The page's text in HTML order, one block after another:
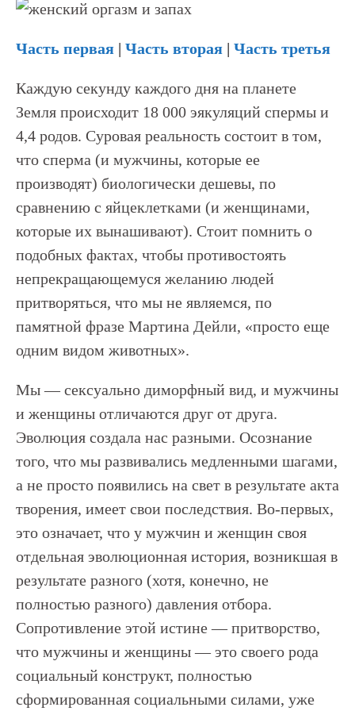
Часть первая | Часть вторая | Часть третья
Каждую секунду каждого дня на планете
Земля происходит 18 000 эякуляций спермы и
4,4 родов. Суровая реальность состоит в том,
что сперма (и мужчины, которые ее
производят) биологически дешевы, по
сравнению с яйцеклетками (и женщинами,
которые их вынашивают). Стоит помнить о
подобных фактах, чтобы противостоять
непрекращающемуся желанию людей
притворяться, что мы не являемся, по
памятной фразе Мартина Дейли, «просто еще
одним видом животных».
Мы — сексуально диморфный вид, и мужчины
и женщины отличаются друг от друга.
Эволюция создала нас разными. Осознание
того, что мы развивались медленными шагами,
а не просто появились на свет в результате акта
творения, имеет свои последствия. Во-первых,
это означает, что у мужчин и женщин своя
отдельная эволюционная история, возникшая в
результате разного (хотя, конечно, не
полностью разного) давления отбора.
Сопротивление этой истине — притворство,
что мужчины и женщины — это своего рода
социальный конструкт, полностью
сформированная социальными силами, уже